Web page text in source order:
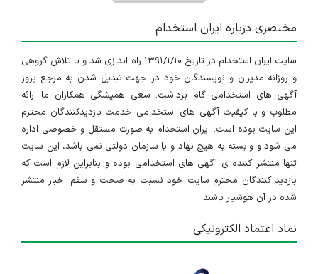
مختصری درباره ایران استخدام
سایت ایران استخدام در تاریخ ۱۳۹۱/۱/۱۰ راه اندازی شد و با تلاش گروهی
و روزانه مدیران و نویسندگان خود در جهت تبدیل شدن به مرجع بروز
آگهی های استخدامی گام برداشت. سعی همیشگی همکاران ما ارائه
مطلوب و با کیفیت آگهی های استخدامی خدمت بازدیدکنندگان محترم
این سایت بوده است. ایران استخدام به صورت مستقل و خصوصی اداره
می شود و وابسته به هیچ نهاد و یا سازمان دولتی نمی باشد، این سایت
تنها منتشر کننده ی آگهی های استخدامی بوده و بنابراین لازم است که
بازدید کنندگان محترم سایت خود نسبت به صحت و سقم اخبار منتشر
شده در آن هوشیار باشند.
نماد اعتماد الکترونیکی